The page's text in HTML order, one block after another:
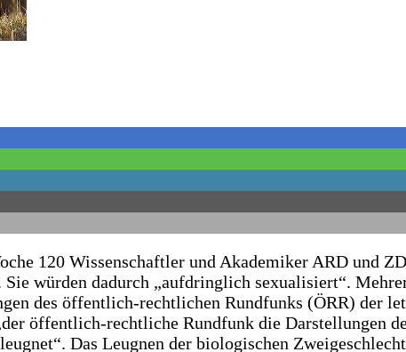
120 Wissenschaftler und Akademiker ARD und
würden dadurch „aufdringlich sexualisiert“.
des öffentlich-rechtlichen Rundfunks (ÖRR) der
öffentlich-rechtliche Rundfunk die Darstellungen
Das Leugnen der biologischen